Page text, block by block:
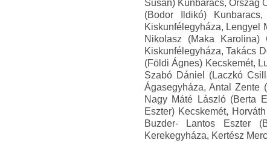
Susan) Kunbaracs, Ország
(Bodor Ildikó)
Kiskunfélegyháza, Lengyel
Nikolasz (Maka
Kiskunfélegyháza, Takács
(Földi Ágnes) Kecskemét,
Szabó Dániel (Laczkó
Ágasegyháza, Antal Zente
Nagy Máté László (Berta
Eszter) Kecskemét,
Buzder- Lantos Eszter
Kerekegyháza, Kertész